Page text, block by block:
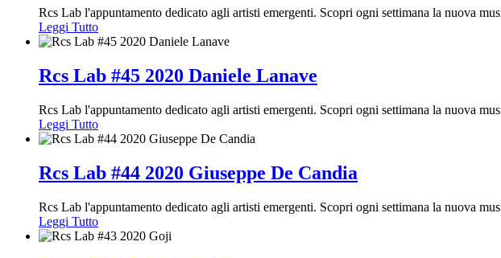
Rcs Lab l'appuntamento dedicato agli artisti emergenti. Scopri ogni settimana la nuova
Leggi Tutto
Rcs Lab #45 2020 Daniele Lanave
Rcs Lab l'appuntamento dedicato agli artisti emergenti. Scopri ogni settimana la nuova
Leggi Tutto
Rcs Lab #44 2020 Giuseppe De Candia
Rcs Lab l'appuntamento dedicato agli artisti emergenti. Scopri ogni settimana la nuova
Leggi Tutto